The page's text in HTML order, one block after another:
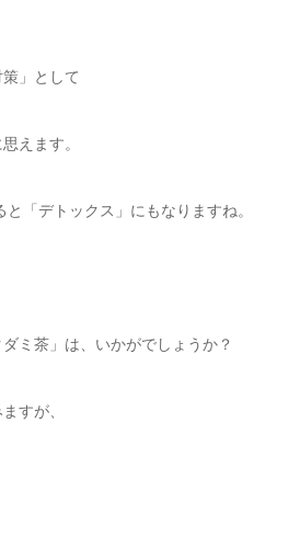
」として
えます。
と「デトックス」にもなりますね。
ミ茶」は、いかがでしょうか？
すが、